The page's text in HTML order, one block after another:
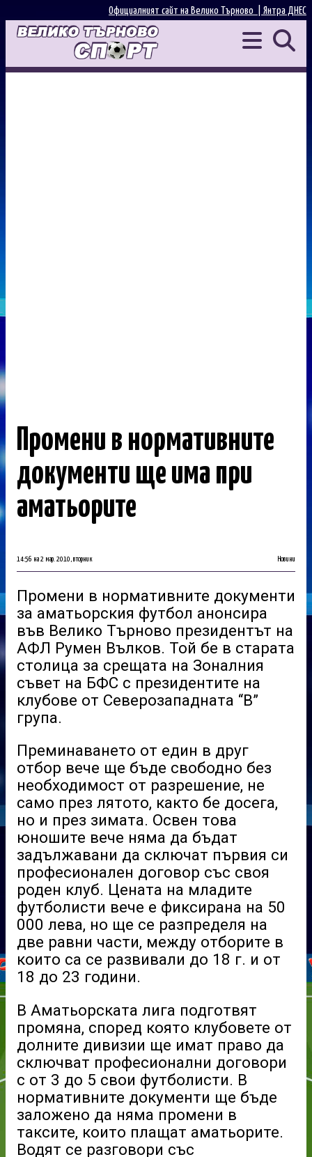
Янтра ДНЕС
Официалният сайт на Велико Търново |
Промени в нормативните
документи ще има при
аматьорите
14:56 на 2 мар. 2010, вторник Новини
Промени в нормативните документи
за аматьорския футбол анонсира
във Велико Търново президентът на
АФЛ Румен Вълков. Той бе в старата
столица за срещата на Зоналния
съвет на БФС с президентите на
клубове от Северозападната “В”
група.
Преминаването от един в друг
отбор вече ще бъде свободно без
необходимост от разрешение, не
само през лятото, както бе досега,
но и през зимата. Освен това
юношите вече няма да бъдат
задължавани да сключат първия си
професионален договор със своя
роден клуб. Цената на младите
футболисти вече е фиксирана на 50
000 лева, но ще се разпределя на
две равни части, между отборите в
които са се развивали до 18 г. и от
18 до 23 години.
В Аматьорската лига подготвят
промяна, според която клубовете от
долните дивизии ще имат право да
сключват професионални договори
с от 3 до 5 свои футболисти. В
нормативните документи ще бъде
заложено да няма промени в
таксите, които плащат аматьорите.
Водят се разговори със